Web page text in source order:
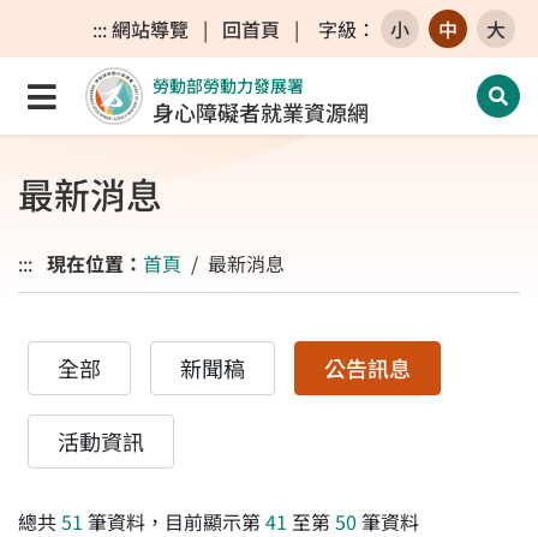
跳至主要內容區
跳至主要選單
跳至網站搜尋
:::網站導覽 | 回首頁 | 字級 ： 小 中 大
點選開啟選單
勞動部勞動力發展署
身心障礙者就業資源網 開
最新消息
::: 現在位置： 首頁 最新消息
全部 新聞稿 公告訊息
活動資訊
總共51 筆資料，目前顯示第41 至第50 筆資料